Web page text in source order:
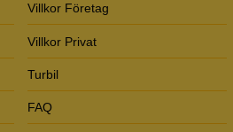
Villkor Företag
Villkor Privat
Turbil
FAQ